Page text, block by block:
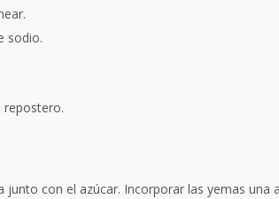
sodio.
repostero.
junto con el azúcar. Incorporar las yemas una